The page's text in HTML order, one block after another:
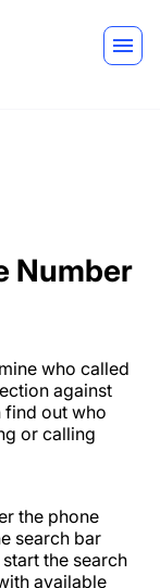
Number
who called
against
find out who
or calling
the phone
search bar
the search
available